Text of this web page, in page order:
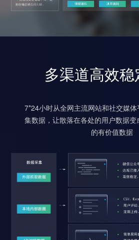
多渠道高效
7*24小时从全网主流网站和社交媒
集数据，让散落在各处的用户数据
的有价值数据